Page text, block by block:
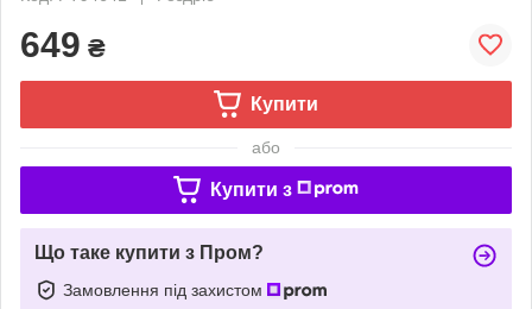
649 ₴
Купити
або
Купити з
Що таке купити з Пром?
Замовлення під захистом